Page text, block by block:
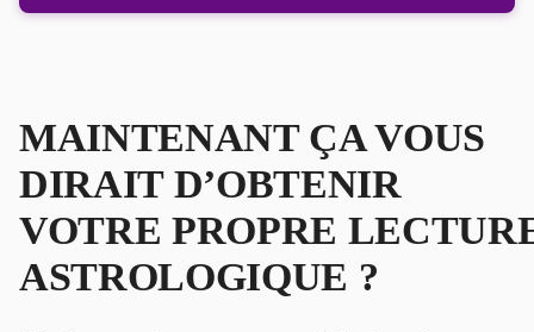
MAINTENANT ÇA VOUS
DIRAIT D’OBTENIR
VOTRE PROPRE
ASTROLOGIQUE ?